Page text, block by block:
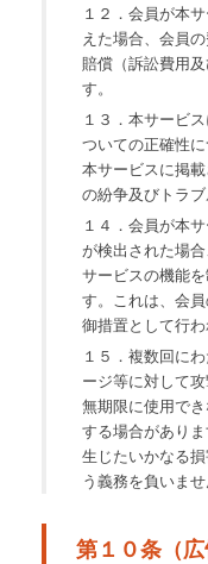
１２．会員が本
えた場合、会員
賠償（訴訟費用
す。
１３．本サービ
ついての正確性
本サービスに掲
の紛争及びトラ
１４．会員が本
が検出された場
サービスの機能
す。これは、会
御措置として行わ
１５．複数回に
ージ等に対して
無期限に使用で
する場合があり
生じたいかなる
う義務を負いませ
第１０条（広